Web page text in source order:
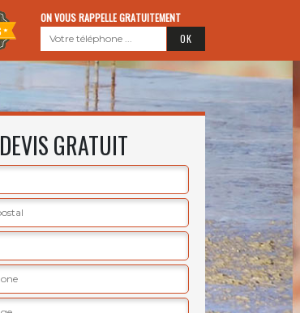
ON VOUS RAPPELLE GRATUITEMENT
DEVIS GRATUIT